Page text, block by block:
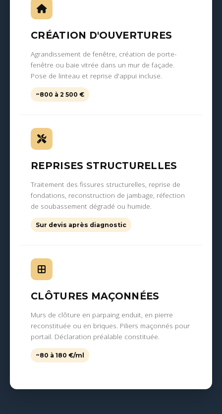
CRÉATION D'OUVERTURES
Agrandissement de fenêtre, création de porte-
fenêtre ou baie vitrée dans un mur de façade.
Pose de linteau et reprise d'appui incluse.
~800 à 2 500 €
REPRISES STRUCTURELLES
Traitement des fissures structurelles, reprise de
fondations, reconstruction de jambage, réfection
de soubassement dégradé ou humide.
Sur devis après diagnostic
CLÔTURES MAÇONNÉES
Murs de clôture en parpaing enduit, en pierre
reconstituée ou en briques. Piliers maçonnés pour
portail. Déclaration préalable constituée.
~80 à 180 €/ml